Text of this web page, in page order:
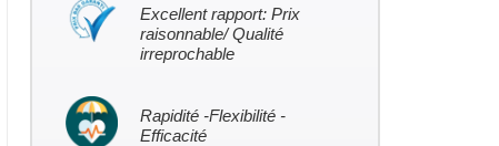
Excellent rapport: Prix
raisonnable/ Qualité
irreprochable
Rapidité -Flexibilité -
Efficacité